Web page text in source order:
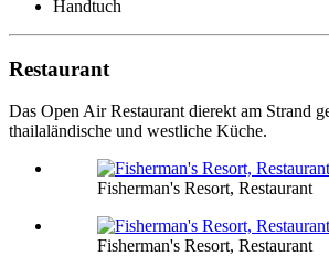
Handtuch
Restaurant
Das Open Air Restaurant dierekt am Strand
thailaländische und westliche Küche.
Fisherman's Resort, Restaurant
Fisherman's Resort, Restaurant